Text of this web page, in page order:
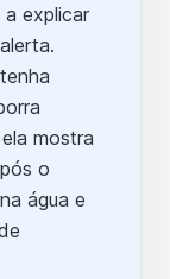
explicar
mostra
o
água e